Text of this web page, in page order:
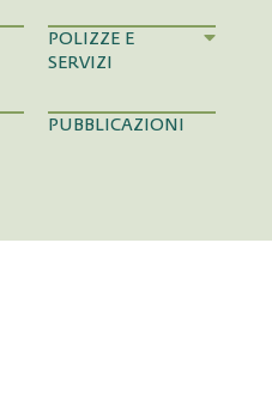
POLIZZE E
SERVIZI
PUBBLICAZIONI